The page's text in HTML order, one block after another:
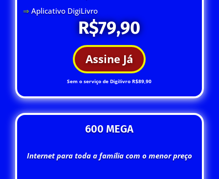
⇒Aplicativo DigiLivro
R$79,90
Assine Já
Sem o serviço de Digilivro R$89,90
600 MEGA
Internet para toda a família com o menor preço